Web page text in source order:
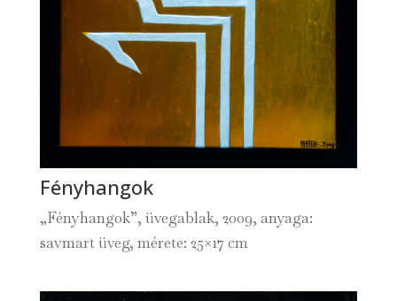
Fényhangok
„Fényhangok”, üvegablak, 2009, anyaga:
savmart üveg, mérete: 25×17 cm